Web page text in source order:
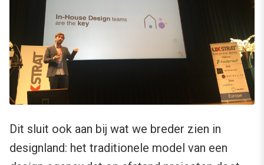
Dit sluit ook aan bij wat we breder zien in
designland: het traditionele model van een